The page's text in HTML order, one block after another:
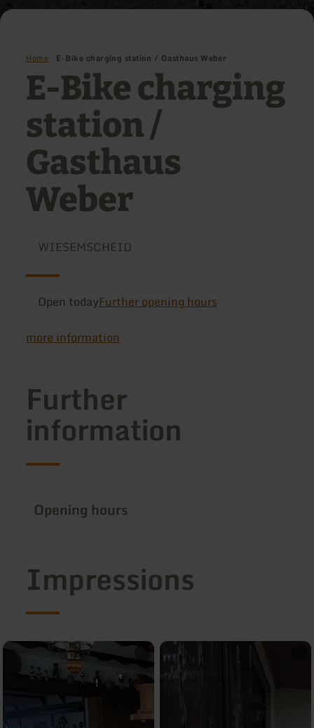
Home E-Bike charging station / Gasthaus Weber
E-Bike charging
station /
Gasthaus
Weber
WIESEMSCHEID
Open todayFurther opening hours
more information
Further
information
Opening hours
Impressions